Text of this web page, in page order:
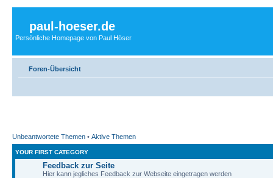
paul-hoeser.de
Persönliche Homepage von Paul Höser
Foren-Übersicht
Unbeantwortete Themen • Aktive Themen
YOUR FIRST CATEGORY
Feedback zur Seite
Hier kann jegliches Feedback zur Webseite eingetragen werden